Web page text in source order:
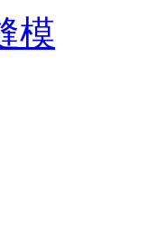
模